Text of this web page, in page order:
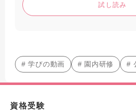
試し読み
# 学びの動画 # 園内研修 #
資格受験